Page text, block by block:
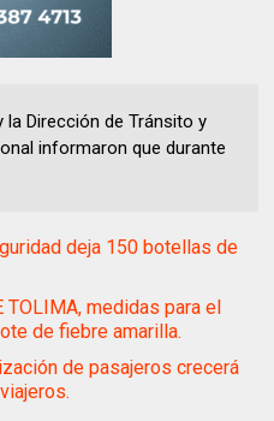
la Dirección de Tránsito y
informaron que durante
deja 150 botellas de
TOLIMA, medidas para el
de fiebre amarilla.
de pasajeros crecerá